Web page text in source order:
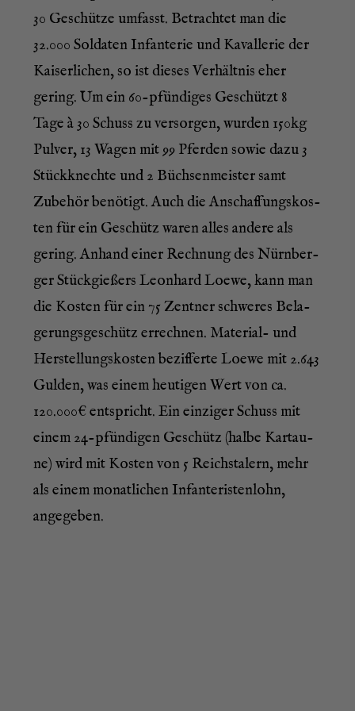
30 Geschüt­ze umfasst. Betrach­tet man die
32.000 Sol­da­ten Infan­te­rie und Kaval­le­rie der
Kai­ser­li­chen, so ist die­ses Ver­hält­nis eher
gering. Um ein 60-pfün­di­ges Geschützt 8
Tage à 30 Schuss zu ver­sor­gen, wur­den 150kg
Pul­ver, 13 Wagen mit 99 Pfer­den sowie dazu 3
Stück­knech­te und 2 Büch­sen­meis­ter samt
Zube­hör benö­tigt. Auch die Anschaf­fungs­kos­
ten für ein Geschütz waren alles ande­re als
gering. Anhand einer Rech­nung des Nürn­ber­
ger Stück­gie­ßers Leon­hard Loe­we, kann man
die Kos­ten für ein 75 Zent­ner schwe­res Bela­
ge­rungs­ge­schütz errech­nen. Mate­ri­al- und
Her­stel­lungs­kos­ten bezif­fer­te Loe­we mit 2.643
Gul­den, was einem heu­ti­gen Wert von ca.
120.000€ ent­spricht. Ein ein­zi­ger Schuss mit
einem 24-pfün­di­gen Geschütz (hal­be Kar­tau­
ne) wird mit Kos­ten von 5 Reichs­ta­lern, mehr
als einem monat­li­chen Infan­te­ris­ten­lohn,
angegeben.